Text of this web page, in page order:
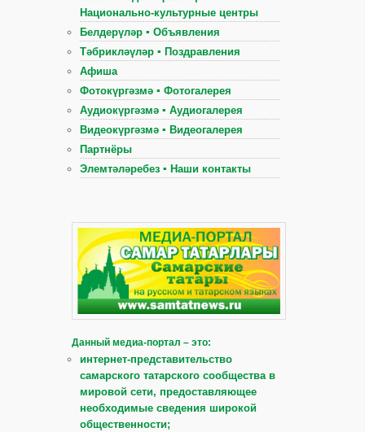
Национально-культурные центры
Белдерүләр ▪ Объявления
Тәбрикләүләр ▪ Поздравления
Афиша
Фотокүргәзмә ▪ Фотогалерея
Аудиокүргәзмә ▪ Аудиогалерея
Видеокүргәзмә ▪ Видеогалерея
Партнёры
Элемтәләребез ▪ Наши контакты
Данный медиа-портал – это:
интернет-представительство
самарского татарского сообщества в
мировой сети, предоставляющее
необходимые сведения широкой
общественности;